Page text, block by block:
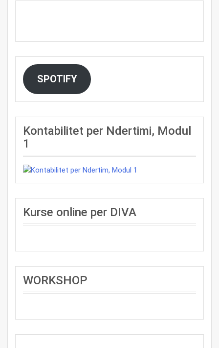
SPOTIFY
Kontabilitet per Ndertimi, Modul
1
Kurse online per DIVA
WORKSHOP